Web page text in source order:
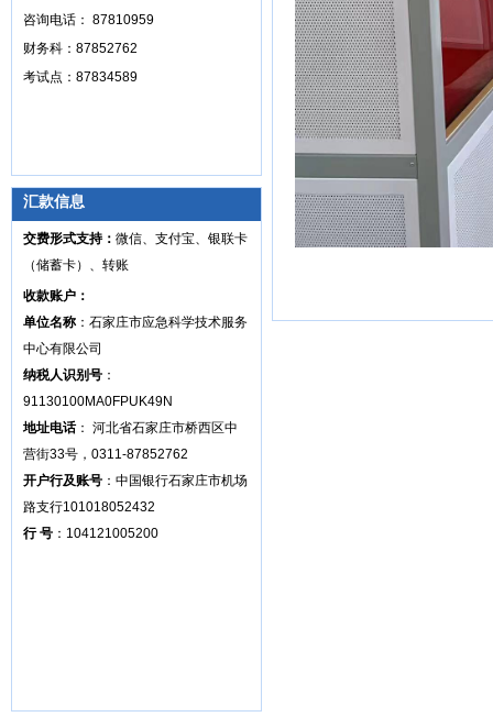
咨询电话： 87810959
财务科：87852762
考试点：87834589
汇款信息
交费形式支持： 微信、支付宝、银联卡
（储蓄卡）、转账
收款账户：
单位名称 ：石家庄市应急科学技术服务
中心有限公司
纳税人识别号 ：
91130100MA0FPUK49N
地址电话： 河北省石家庄市桥西区中
营街33号，0311-87852762
开户行及账号 ：中国银行石家庄市机场
路支行101018052432
行 号 ：104121005200